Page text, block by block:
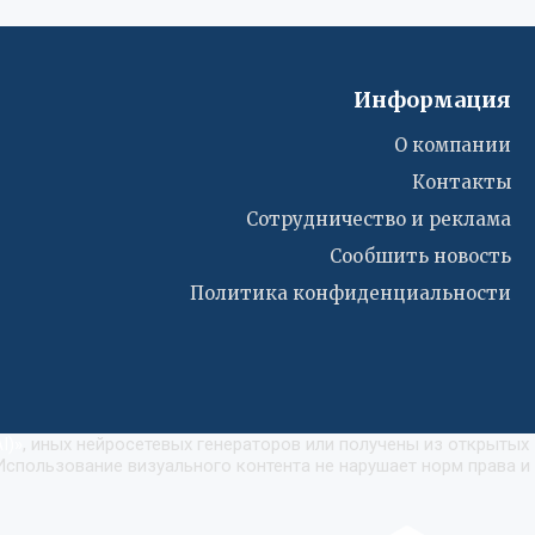
Информация
О компании
Контакты
Сотрудничество и реклама
Сообшить новость
Политика конфиденциальности
, иных нейросетевых генераторов или получены из открытых
визуального контента не нарушает норм права и